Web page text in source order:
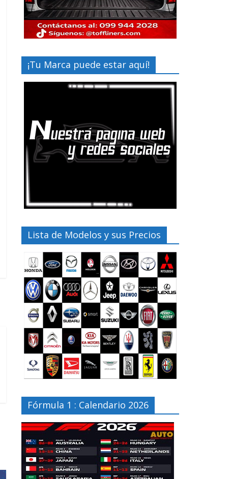
¡Tu Marca puede estar aquí!
Lista de Modelos y sus Precios
Fórmula 1 : Calendario 2026